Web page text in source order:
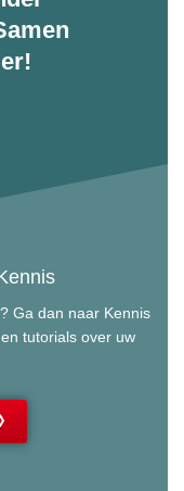
Ga dan naar Kennis
tutorials over uw